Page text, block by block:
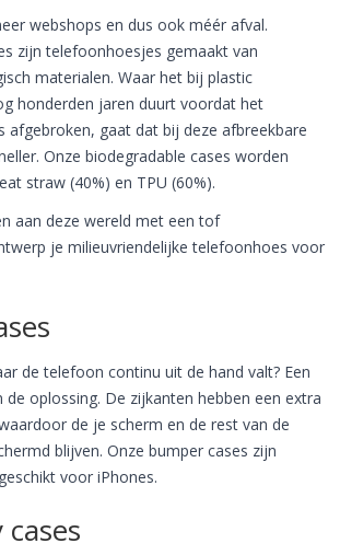
webshops en dus ook méér afval.
zijn telefoonhoesjes gemaakt van
materialen. Waar het bij plastic
honderden jaren duurt voordat het
afgebroken, gaat dat bij deze afbreekbare
Onze biodegradable cases worden
straw (40%) en TPU (60%).
aan deze wereld met een tof
je milieuvriendelijke telefoonhoes voor
de telefoon continu uit de hand valt? Een
de oplossing. De zijkanten hebben een extra
de je scherm en de rest van de
blijven. Onze bumper cases zijn
voor iPhones.